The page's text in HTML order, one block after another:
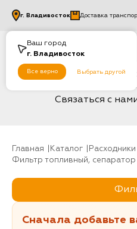
Ваш город
г. Владивосток
Все верно Выбрать другой
г. Владивосток Доставка
Связаться с
Главная Каталог
Фильтр топливный, сепаратор
Сначала добавьте